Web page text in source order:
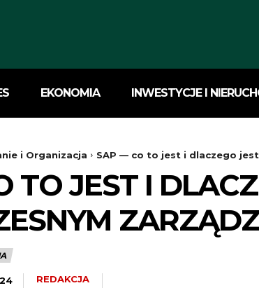
EKONOMIA INWESTYCJE I
i Organizacja SAP — co to jest i dlaczego
TO JEST I
REDAKCJA